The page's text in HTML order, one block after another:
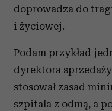
doprowadza do
i życiowej.
Podam przykład
dyrektora
stosował zasad
szpitala z odmą, a